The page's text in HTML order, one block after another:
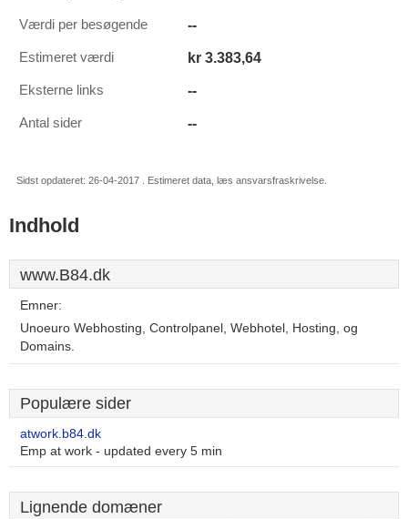
Værdi per besøgende --
Estimeret værdi kr 3.383,64
Eksterne links --
Antal sider --
Sidst opdateret: 26-04-2017 . Estimeret data, læs ansvarsfraskrivelse.
Indhold
www.B84.dk
Emner:
Unoeuro Webhosting, Controlpanel, Webhotel, Hosting, og
Domains.
Populære sider
atwork.b84.dk
Emp at work - updated every 5 min
Lignende domæner